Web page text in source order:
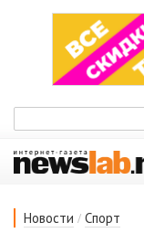
Новости / Спорт